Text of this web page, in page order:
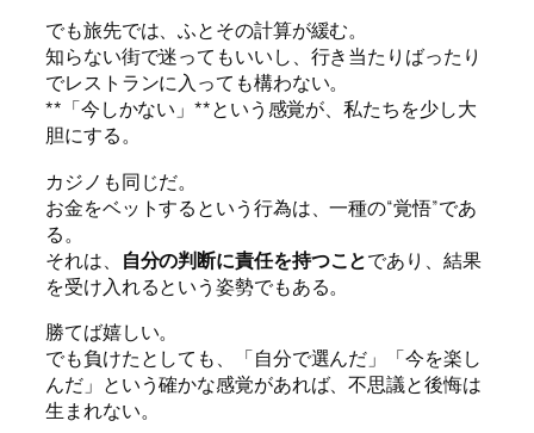
でも旅先では、ふとその計算が緩む。
知らない街で迷ってもいいし、行き当たりばったり
でレストランに入っても構わない。
**「今しかない」**という感覚が、私たちを少し大
胆にする。
カジノも同じだ。
お金をベットするという行為は、一種の“覚悟”であ
る。
それは、
自分の判断に責任を持つことであり、結果
を受け入れるという姿勢でもある。
勝てば嬉しい。
でも負けたとしても、「自分で選んだ」「今を楽し
んだ」という確かな感覚があれば、不思議と後悔は
生まれない。